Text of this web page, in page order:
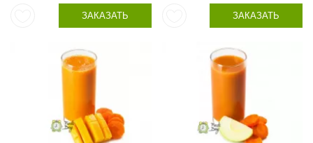
ЗАКАЗАТЬ ЗАКАЗАТЬ